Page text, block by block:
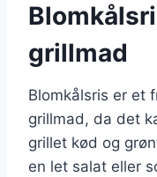
grillmad
Blomkålsris er et
grillmad, da det
grillet kød og
en let salat eller